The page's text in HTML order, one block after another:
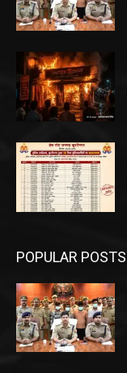
POPULAR POSTS